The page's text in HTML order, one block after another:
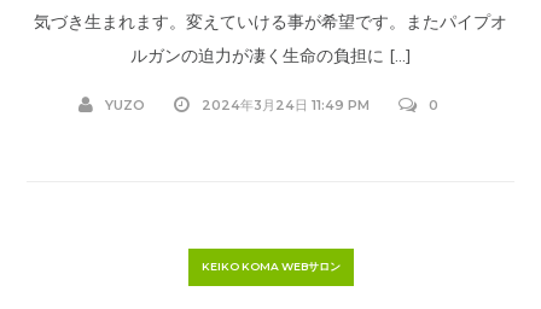
気づき生まれます。変えていける事が希望です。またパイプオ
ルガンの迫力が凄く生命の負担に […]
YUZO 2024年3月24日 11:49 PM 0
KEIKO KOMA WEBサロン